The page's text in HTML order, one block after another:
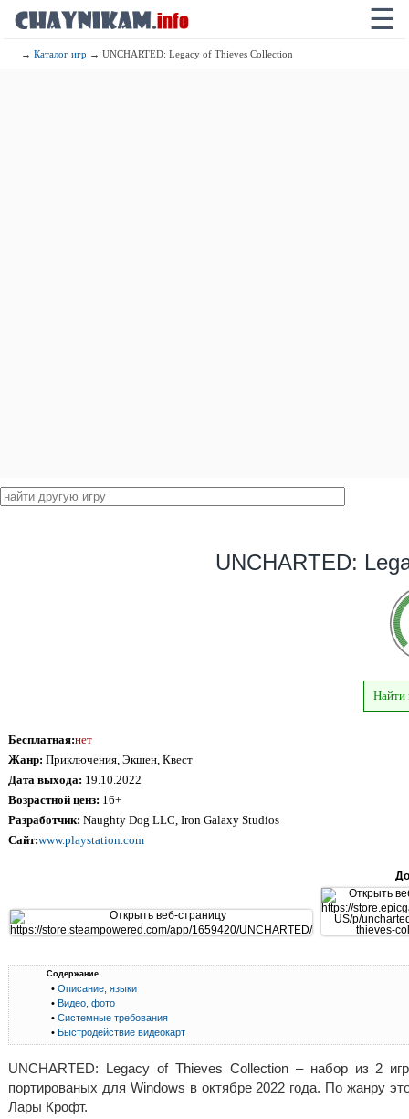
☰
→Каталог игр → UNCHARTED: Legacy of Thieves Collection
UNCHARTED:
Найти
Бесплатная:нет
Жанр: Приключения, Экшен, Квест
Дата выхода: 19.10.2022
Возрастной ценз: 16+
Разработчик: Naughty Dog LLC, Iron Galaxy Studios
Сайт:www.playstation.com
Содержание
• Описание, языки
• Видео, фото
• Системные требования
• Быстродействие видеокарт
UNCHARTED: Legacy of Thieves Collection – набор из 2
портированых для Windows в октябре 2022 года. По жанру
Лары Крофт.